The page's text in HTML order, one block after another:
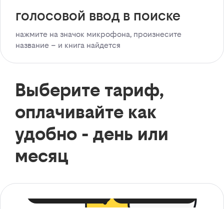
голосовой ввод в поиске
нажмите на значок микрофона, произнесите
название – и книга найдется
Выберите тариф,
оплачивайте как
удобно - день или
месяц